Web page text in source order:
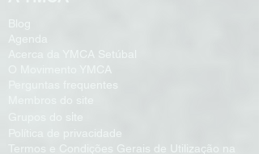
Perguntas frequentes
Política de privacidade
Termos e Condições Gerais de Utilização na